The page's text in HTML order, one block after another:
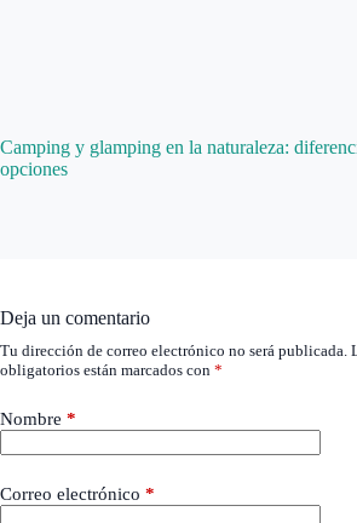
Camping y glamping en la naturaleza:
opciones
Deja un comentario
Tu dirección de correo electrónico no será publicada.
obligatorios están marcados con *
Nombre *
Correo electrónico *